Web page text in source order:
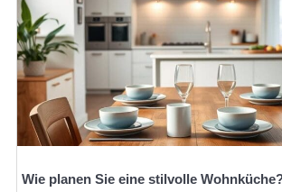
Wie planen Sie eine stilvolle